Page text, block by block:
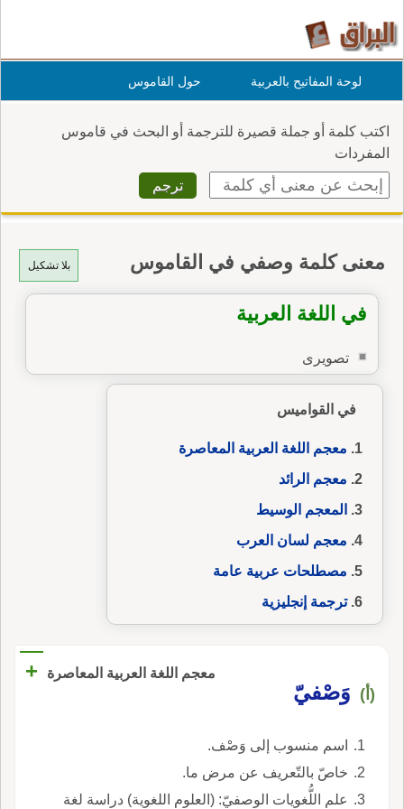
لوحة المفاتيح بالعربية حول القاموس
اكتب كلمة أو جملة قصيرة للترجمة أو البحث في قاموس
المفردات
بلا تشكيل معنى كلمة وصفي في القاموس
في اللغة العربية
تصويرى
في القواميس
معجم اللغة العربية المعاصرة
معجم الرائد
المعجم الوسيط
معجم لسان العرب
مصطلحات عربية عامة
ترجمة إنجليزية
معجم اللغة العربية المعاصرة +
(أ) وَصْفيّ
اسم منسوب إلى وَصْف.
خاصّ بالتّعريف عن مرض ما.
علم اللُّغويات الوصفيّ: (العلوم اللغوية) دراسة لغة